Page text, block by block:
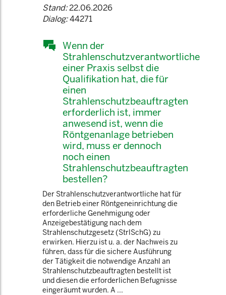
Stand:22.06.2026
Dialog:44271
Wenn der
Strahlenschutzverantwortliche
einer Praxis selbst die
Qualifikation hat, die für
einen
Strahlenschutzbeauftragten
erforderlich ist, immer
anwesend ist, wenn die
Röntgenanlage betrieben
wird, muss er dennoch
noch einen
Strahlenschutzbeauftragten
bestellen?
Der Strahlenschutzverantwortliche hat für
den Betrieb einer Röntgeneinrichtung die
erforderliche Genehmigung oder
Anzeigebestätigung nach dem
Strahlenschutzgesetz (StrlSchG) zu
erwirken. Hierzu ist u. a. der Nachweis zu
führen, dass für die sichere Ausführung
der Tätigkeit die notwendige Anzahl an
Strahlenschutzbeauftragten bestellt ist
und diesen die erforderlichen Befugnisse
eingeräumt wurden. A ...